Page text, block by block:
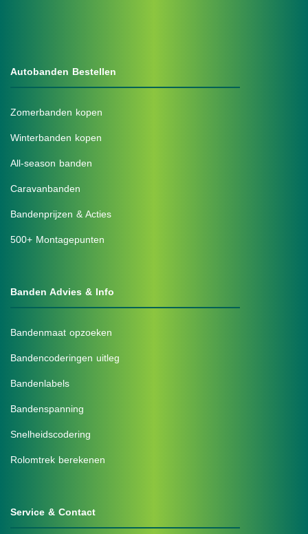
Autobanden Bestellen
Zomerbanden kopen
Winterbanden kopen
All-season banden
Caravanbanden
Bandenprijzen & Acties
500+ Montagepunten
Banden Advies & Info
Bandenmaat opzoeken
Bandencoderingen uitleg
Bandenlabels
Bandenspanning
Snelheidscodering
Rolomtrek berekenen
Service & Contact